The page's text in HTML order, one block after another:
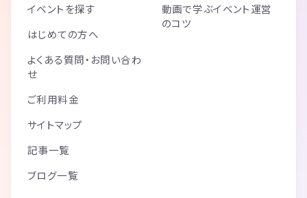
イベントを探す
はじめての方へ
よくある質問・お問い合わ
せ
ご利用料金
サイトマップ
記事一覧
ブログ一覧
動画で学ぶイベント運営
のコツ